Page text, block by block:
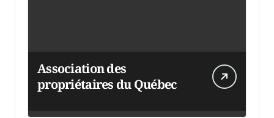
Association des
propriétaires du Québec